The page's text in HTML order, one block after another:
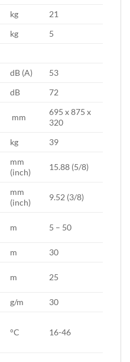
kg
21
kg
5
dB (A)
53
dB 72
mm
695 x 875 x
320
kg 39
mm
(inch)
15.88 (5/8)
mm
(inch)
9.52 (3/8)
m 5 – 50
m
30
m 25
g/m
30
°C 16-46